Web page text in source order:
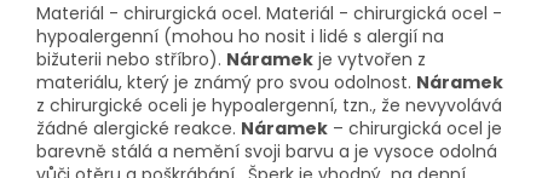
Materiál - chirurgická ocel. Materiál - chirurgická ocel -
hypoalergenní (mohou ho nosit i lidé s alergií na
bižuterii nebo stříbro). Náramek je vytvořen z
materiálu, který je známý pro svou odolnost. Náramek
z chirurgické oceli je hypoalergenní, tzn., že nevyvolává
žádné alergické reakce. Náramek – chirurgická ocel je
barevně stálá a nemění svoji barvu a je vysoce odolná